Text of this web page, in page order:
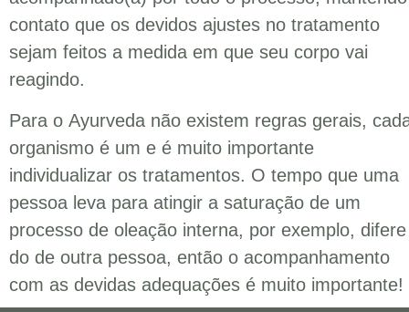
contato que os devidos ajustes no tratamento
sejam feitos a medida em que seu corpo vai
reagindo.
Para o Ayurveda não existem regras gerais,
organismo é um e é muito importante
individualizar os tratamentos. O tempo que uma
pessoa leva para atingir a saturação de um
processo de oleação interna, por exemplo, difere
do de outra pessoa, então o acompanhamento
com as devidas adequações é muito importante!